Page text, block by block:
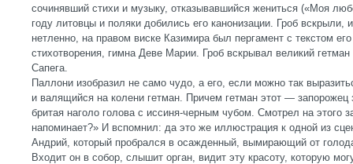
сочинявший стихи и музыку, отказывавшийся жениться («Моя
году литовцы и поляки добились его канонизации. Гроб
нетленно, на правом виске Казимира был пергамент с текстом
стихотворения, гимна Деве Марии. Гроб вскрывал великий
Сапега.
Паллони изобразил не само чудо, а его, если можно так
и валящийся на колени гетман. Причем гетман этот —
бритая наголо голова с иссиня-черным чубом. Смотрел на этого
напоминает?» И вспомнил: да это же иллюстрация к одной из
Андрий, который пробрался в осажденный, вымирающий от
Входит он в собор, слышит орган, видит эту красоту, которую